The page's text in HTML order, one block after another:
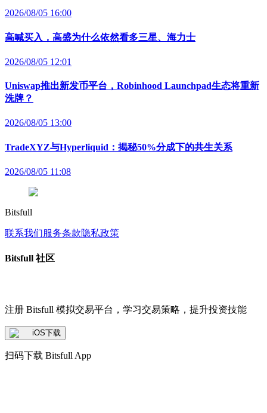
2026/08/05 16:00
高喊买入，高盛为什么依然看多三星、海力士
2026/08/05 12:01
Uniswap推出新发币平台，Robinhood Launchpad生态将重新
洗牌？
2026/08/05 13:00
TradeXYZ与Hyperliquid：揭秘50%分成下的共生关系
2026/08/05 11:08
Bitsfull
联系我们服务条款隐私政策
Bitsfull 社区
注册 Bitsfull 模拟交易平台，学习交易策略，提升投资技能
iOS下载
扫码下载 Bitsfull App